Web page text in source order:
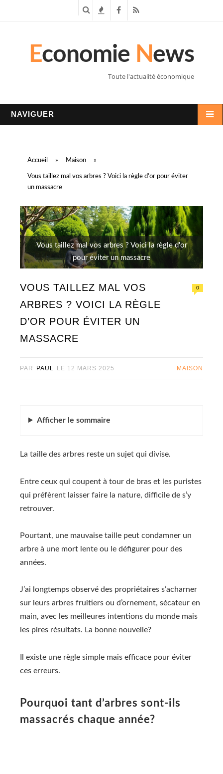
c n
s
F
c
R
S
Economie News
Toute l'actualité économique
NAVIGUER
Accueil » Maison »
Vous taillez mal vos arbres ? Voici la règle d’or pour éviter
un massacre
Vous taillez mal vos arbres ? Voici la règle d'or
pour éviter un massacre
VOUS TAILLEZ MAL VOS
ARBRES ? VOICI LA RÈGLE
D’OR POUR ÉVITER UN
MASSACRE
0
PAR PAUL LE 12 MARS 2025 MAISON
Afficher le sommaire
La taille des arbres reste un sujet qui divise.
Entre ceux qui coupent à tour de bras et les puristes
qui préfèrent laisser faire la nature, difficile de s’y
retrouver.
Pourtant, une mauvaise taille peut condamner un
arbre à une mort lente ou le défigurer pour des
années.
J’ai longtemps observé des propriétaires s’acharner
sur leurs arbres fruitiers ou d’ornement, sécateur en
main, avec les meilleures intentions du monde mais
les pires résultats. La bonne nouvelle?
Il existe une règle simple mais efficace pour éviter
ces erreurs.
Pourquoi tant d’arbres sont-ils
massacrés chaque année?